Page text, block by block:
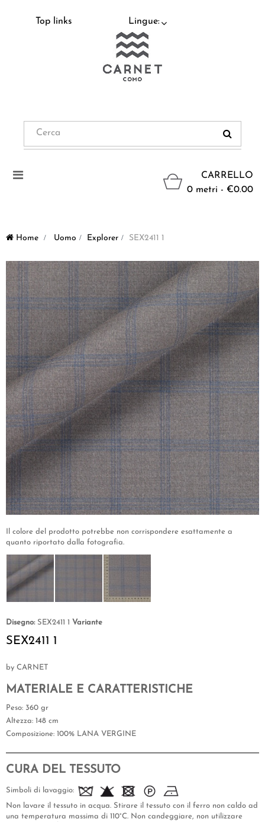
Top links Lingue:
CARRELLO
0 metri - €0.00
Navigazione
Home > Uomo > Explorer > SEX2411 1
Il colore del prodotto potrebbe non corrispondere esattamente a
quanto riportato dalla fotografia.
Disegno: SEX2411 1 Variante
SEX2411 1
by CARNET
MATERIALE E CARATTERISTICHE
Peso: 360 gr
Altezza: 148 cm
Composizione: 100% LANA VERGINE
CURA DEL TESSUTO
Simboli di lavaggio:
Non lavare il tessuto in acqua. Stirare il tessuto con il ferro non caldo ad
una temperatura massima di 110°C. Non candeggiare, non utilizzare